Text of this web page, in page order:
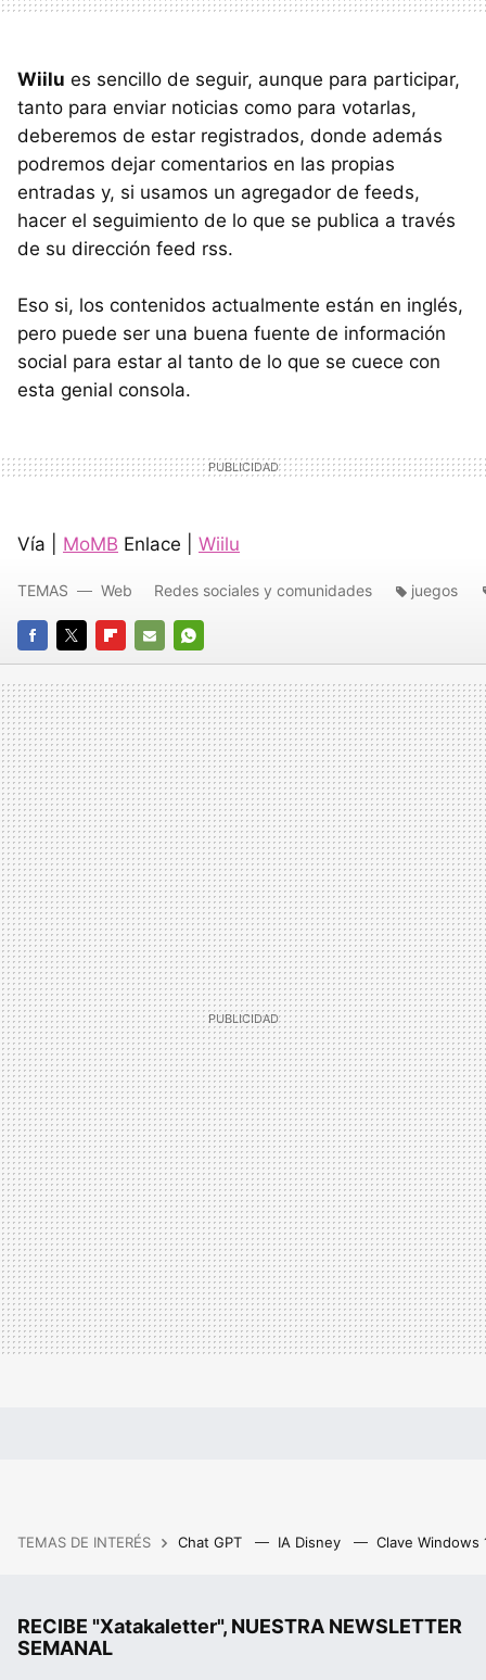
Wiilu es sencillo de seguir, aunque para participar,
tanto para enviar noticias como para votarlas,
deberemos de estar registrados, donde además
podremos dejar comentarios en las propias
entradas y, si usamos un agregador de feeds,
hacer el seguimiento de lo que se publica a través
de su dirección feed rss.
Eso si, los contenidos actualmente están en inglés,
pero puede ser una buena fuente de información
social para estar al tanto de lo que se cuece con
esta genial consola.
Vía | MoMB Enlace | Wiilu
FACEBOOK
TWITTERFLIPBOARD
E-
MAIL
WHATSAPP
TEMAS Web Redes sociales y comunidades juegos
TEMAS DE INTERÉS Chat GPT IA Disney Clave Windows
RECIBE "Xatakaletter", NUESTRA NEWSLETTER
SEMANAL